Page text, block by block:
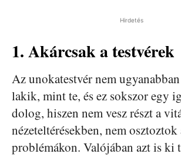
Hirdetés
1. Akárcsak a testvérek
Az unokatestvér nem
lakik, mint te, és ez sokszor egy
dolog, hiszen nem vesz részt a
nézeteltérésekben, nem
problémákon. Valójában azt is ki